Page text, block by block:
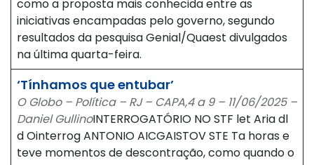
como a proposta mais conhecida entre as
iniciativas encampadas pelo governo, segundo
resultados da pesquisa Genial/Quaest divulgados
na última quarta-feira.
‘Tínhamos que entubar’
O Globo – Política – RJ – CAPA,4 a 9 – 11/06/2025 –
Daniel GullinoINTERROGATÓRIO NO STF let Aria dl
d Ointerrog ANTONIO AICGAISTOV STE Ta horas e
teve momentos de descontração, como quando o